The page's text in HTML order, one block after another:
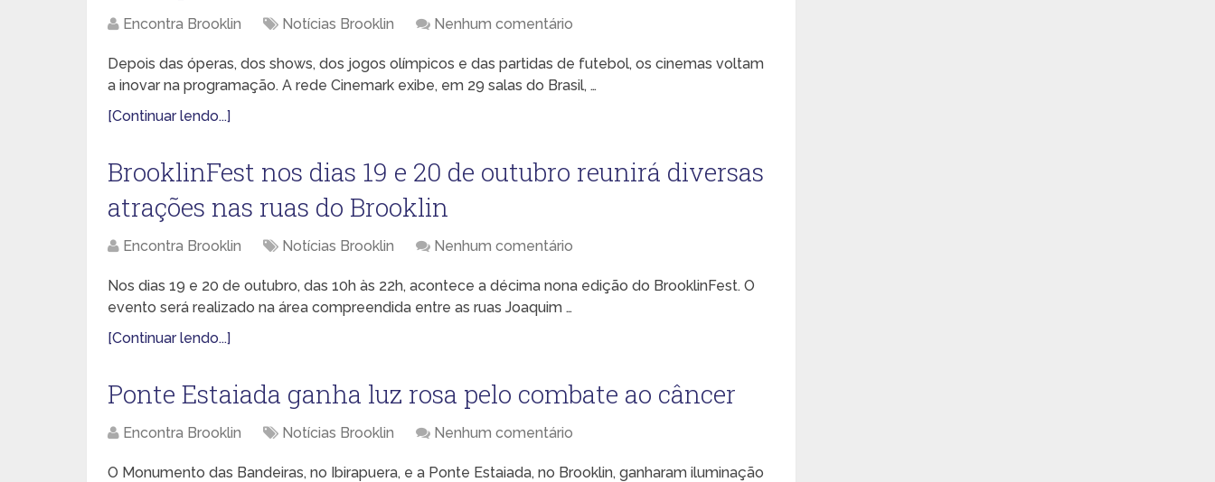
Encontra Brooklin Notícias Brooklin Nenhum comentário
Depois das óperas, dos shows, dos jogos olímpicos e das partidas de futebol, os cinemas voltam
a inovar na programação. A rede Cinemark exibe, em 29 salas do Brasil, …
[Continuar lendo...]
BrooklinFest nos dias 19 e 20 de outubro reunirá diversas
atrações nas ruas do Brooklin
Encontra Brooklin Notícias Brooklin Nenhum comentário
Nos dias 19 e 20 de outubro, das 10h às 22h, acontece a décima nona edição do BrooklinFest. O
evento será realizado na área compreendida entre as ruas Joaquim …
[Continuar lendo...]
Ponte Estaiada ganha luz rosa pelo combate ao câncer
Encontra Brooklin Notícias Brooklin Nenhum comentário
O Monumento das Bandeiras, no Ibirapuera, e a Ponte Estaiada, no Brooklin, ganharam iluminação